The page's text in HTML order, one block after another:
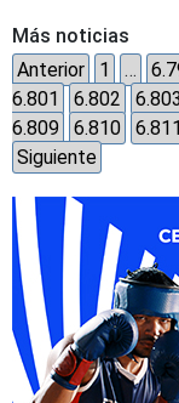
Más noticias
Anterior
1 …
6.801
6.802 6.803
6.809
6.810 6.811
Siguiente